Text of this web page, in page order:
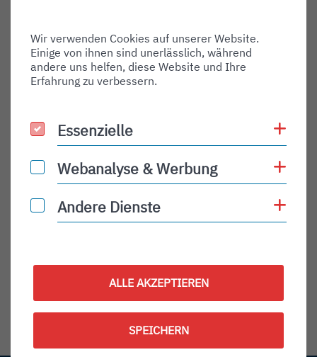
Shortname:
Type:
departure
PLN
Status Description:
Checkin:
Codeshare:
Wir verwenden Cookies auf unserer Website.
Einige von ihnen sind unerlässlich, während
andere uns helfen, diese Website und Ihre
Erfahrung zu verbessern.
Essenzielle
Essenzielle
Webanalyse & Werbung
Webanalyse & Werbung
Andere Dienste
Andere Dienste
ALLE AKZEPTIEREN
SPEICHERN